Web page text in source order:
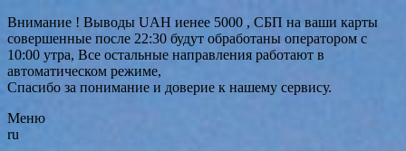
Внимание ! Выводы UAH иенее 5000 , СБП на ваши карты
совершенные после 22:30 будут обработаны оператором с
10:00 утра, Все остальные направления работают в
автоматическом режиме,
Спасибо за понимание и доверие к нашему сервису.
Меню
ru